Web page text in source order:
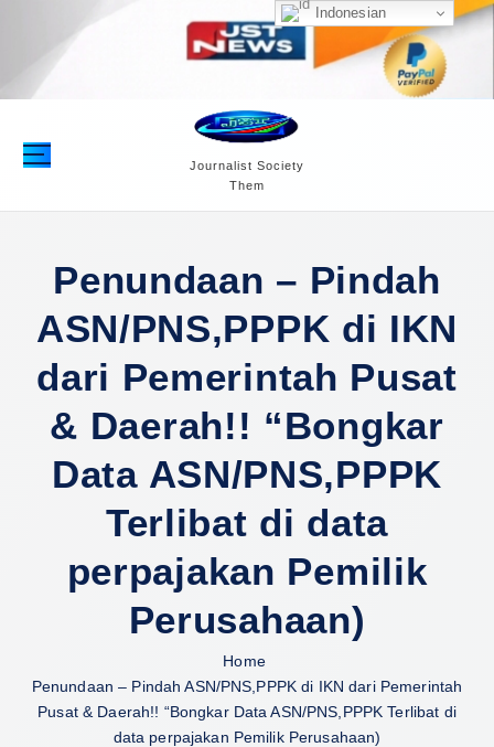
n
Journalist Society
Them
Penundaan – Pindah
ASN/PNS,PPPK di IKN
dari Pemerintah Pusat
& Daerah!! “Bongkar
Data ASN/PNS,PPPK
Terlibat di data
perpajakan Pemilik
Perusahaan)
Home
Penundaan – Pindah ASN/PNS,PPPK di IKN dari Pemerintah
Pusat & Daerah!! “Bongkar Data ASN/PNS,PPPK Terlibat di
data perpajakan Pemilik Perusahaan)
Indonesian